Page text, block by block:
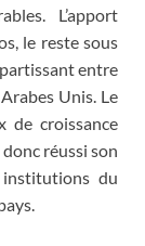
L’apport
le reste sous
entre
Unis. Le
de croissance
réussi son
du